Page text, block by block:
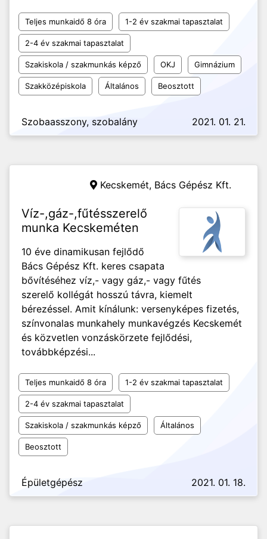
Teljes munkaidő 8 óra 1-2 év szakmai tapasztalat
2-4 év szakmai tapasztalat
Szakiskola / szakmunkás képző OKJ Gimnázium
Szakközépiskola Általános Beosztott
Szobaasszony, szobalány 2021. 01. 21.
Kecskemét, Bács Gépész Kft.
Víz-,gáz-,fűtésszerelő
munka Kecskeméten
10 éve dinamikusan fejlődő
Bács Gépész Kft. keres csapata
bővítéséhez víz,- vagy gáz,- vagy fűtés
szerelő kollégát hosszú távra, kiemelt
bérezéssel. Amit kínálunk: versenyképes fizetés,
színvonalas munkahely munkavégzés Kecskemét
és közvetlen vonzáskörzete fejlődési,
továbbképzési...
Teljes munkaidő 8 óra 1-2 év szakmai tapasztalat
2-4 év szakmai tapasztalat
Szakiskola / szakmunkás képző Általános
Beosztott
Épületgépész 2021. 01. 18.